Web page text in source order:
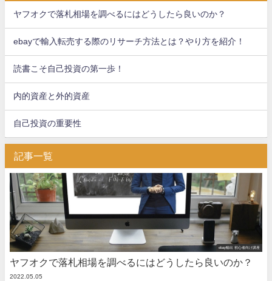
ヤフオクで落札相場を調べるにはどうしたら良いのか？
ebayで輸入転売する際のリサーチ方法とは？やり方を紹介！
読書こそ自己投資の第一歩！
内的資産と外的資産
自己投資の重要性
記事一覧
ebay輸出 初心者向け講座
ヤフオクで落札相場を調べるにはどうしたら良いのか？
2022.05.05